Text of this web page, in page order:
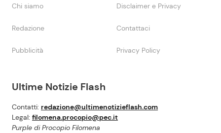
Ultime Notizie Flash
Contatti: redazione@ultimenotizieflash.com
Legal: filomena.procopio@pec.it
Purple di Procopio Filomena
Chi siamo Disclaimer e Privacy
Redazione Contattaci
Pubblicità Privacy Policy